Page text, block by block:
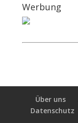
Werbung
Über uns
Datenschutz